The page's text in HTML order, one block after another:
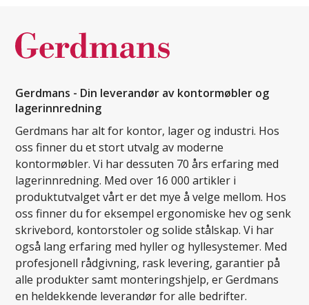
Gerdmans - Din leverandør av kontormøbler og
lagerinnredning
Gerdmans har alt for kontor, lager og industri. Hos
oss finner du et stort utvalg av moderne
kontormøbler. Vi har dessuten 70 års erfaring med
lagerinnredning. Med over 16 000 artikler i
produktutvalget vårt er det mye å velge mellom. Hos
oss finner du for eksempel ergonomiske hev og senk
skrivebord, kontorstoler og solide stålskap. Vi har
også lang erfaring med hyller og hyllesystemer. Med
profesjonell rådgivning, rask levering, garantier på
alle produkter samt monteringshjelp, er Gerdmans
en heldekkende leverandør for alle bedrifter.